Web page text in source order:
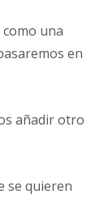
una
en
añadir otro
se quieren